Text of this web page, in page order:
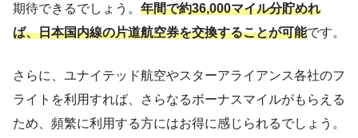
ポイント還元率 0.5～1.5％
加入の家族を含めて4名様
以内
付帯保険 海外旅行保険
期待できるでしょう。 年間で約36,000マイル分貯めれ
ば、日本国内線の片道航空券を交換することが可能です。
さらに、ユナイテッド航空やスターアライアンス各社のフ
ライトを利用すれば、さらなるボーナスマイルがもらえる
ため、頻繁に利用する方にはお得に感じられるでしょう。